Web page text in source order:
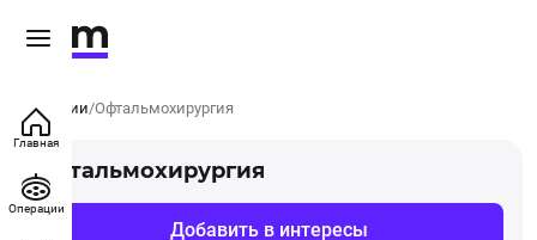
Главная
Операции
Категории Офтальмохирургия
Офтальмохирургия
Добавить в интересы